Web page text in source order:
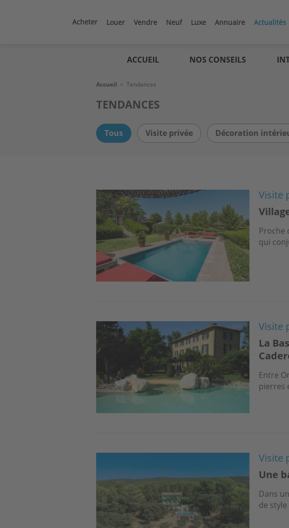
Acheter Louer Vendre Neuf Luxe Annuaire Actualités
ACCUEIL NOS CONSEILS
Fil
Accueil > Tendances
TENDANCES
Tous Visite privée Décoration
Image
Visite
Proche
qui
Image
Visite
La
Entre
pierres
Visite
Une
Dans
de